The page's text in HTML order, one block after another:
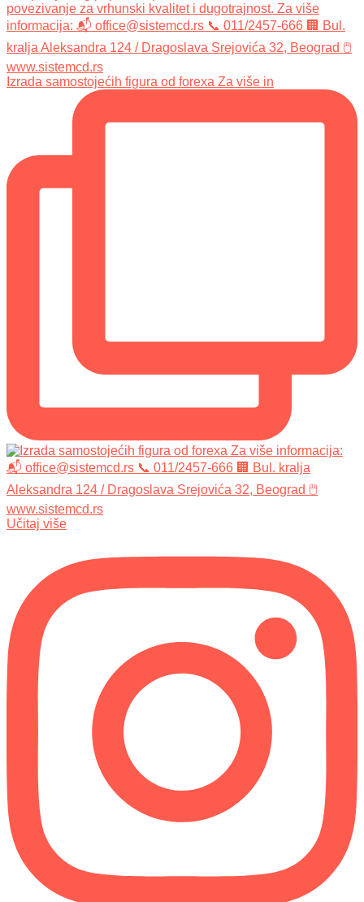
Izrada samostojećih figura od forexa Za više in
Učitaj više